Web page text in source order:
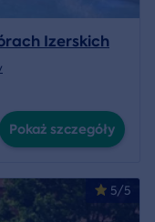
Izerskich
Pokaż szczegóły
5/5